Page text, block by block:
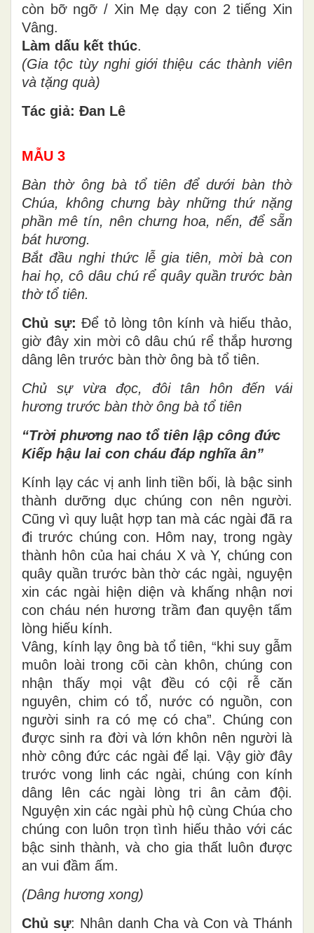
còn bỡ ngỡ / Xin Mẹ dạy con 2 tiếng Xin
Vâng.
Làm dấu kết thúc.
(Gia tộc tùy nghi giới thiệu các thành viên
và tặng quà)
Tác giả: Đan Lê
MẪU 3
Bàn thờ ông bà tổ tiên để dưới bàn thờ
Chúa, không chưng bày những thứ nặng
phần mê tín, nên chưng hoa, nến, để sẵn
bát hương.
Bắt đầu nghi thức lễ gia tiên, mời bà con
hai họ, cô dâu chú rể quây quần trước bàn
thờ tổ tiên.
Chủ sự: Để tỏ lòng tôn kính và hiếu thảo,
giờ đây xin mời cô dâu chú rể thắp hương
dâng lên trước bàn thờ ông bà tổ tiên.
Chủ sự vừa đọc, đôi tân hôn đến vái
hương trước bàn thờ ông bà tổ tiên
“Trời phương nao tổ tiên lập công đức
Kiếp hậu lai con cháu đáp nghĩa ân”
Kính lạy các vị anh linh tiền bối, là bậc sinh
thành dưỡng dục chúng con nên người.
Cũng vì quy luật hợp tan mà các ngài đã ra
đi trước chúng con. Hôm nay, trong ngày
thành hôn của hai cháu X và Y, chúng con
quây quần trước bàn thờ các ngài, nguyện
xin các ngài hiện diện và khấng nhận nơi
con cháu nén hương trầm đan quyện tấm
lòng hiếu kính.
Vâng, kính lạy ông bà tổ tiên, “khi suy gẫm
muôn loài trong cõi càn khôn, chúng con
nhận thấy mọi vật đều có cội rễ căn
nguyên, chim có tổ, nước có nguồn, con
người sinh ra có mẹ có cha”. Chúng con
được sinh ra đời và lớn khôn nên người là
nhờ công đức các ngài để lại. Vậy giờ đây
trước vong linh các ngài, chúng con kính
dâng lên các ngài lòng tri ân cảm đội.
Nguyện xin các ngài phù hộ cùng Chúa cho
chúng con luôn trọn tình hiếu thảo với các
bậc sinh thành, và cho gia thất luôn được
an vui đầm ấm.
(Dâng hương xong)
Chủ sự: Nhân danh Cha và Con và Thánh